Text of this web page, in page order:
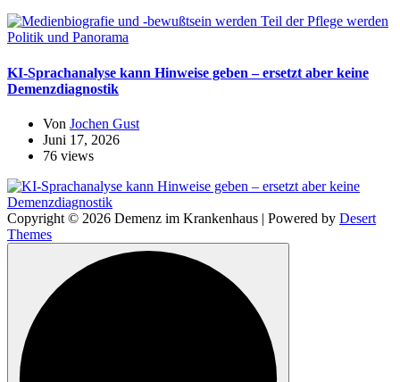
Politik und Panorama
KI-Sprachanalyse kann Hinweise geben – ersetzt aber keine
Demenzdiagnostik
Von Jochen Gust
Juni 17, 2026
76 views
Copyright © 2026 Demenz im Krankenhaus | Powered by Desert
Themes